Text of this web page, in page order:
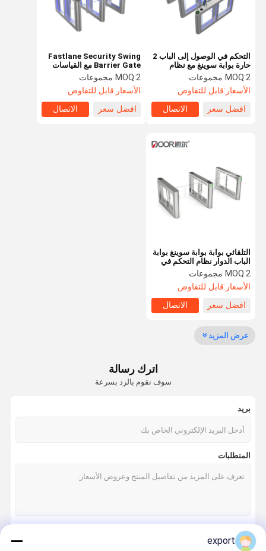
التحكم في الوصول إلى الباب 2
حارة بوابة سوينغ مع نظام
الوجه AI
MOQ:2 مجموعات
الأسعار:قابل للتفاوض
افضل سعر
الاتصال
Fastlane Security Swing
Barrier Gate مع القياسات
الحيوية لنظام الإدارة
MOQ:2 مجموعات
الأسعار:قابل للتفاوض
افضل سعر
الاتصال
التلقائي بوابة بوابة سوينغ بوابة
الباب الدوار نظام التحكم في
الوصول إلى الباب
MOQ:2 مجموعات
الأسعار:قابل للتفاوض
افضل سعر
الاتصال
عرض المزيد
اترك رسالة
سوف نقوم بالرد بسرعة
بريد
المتطلبات
export